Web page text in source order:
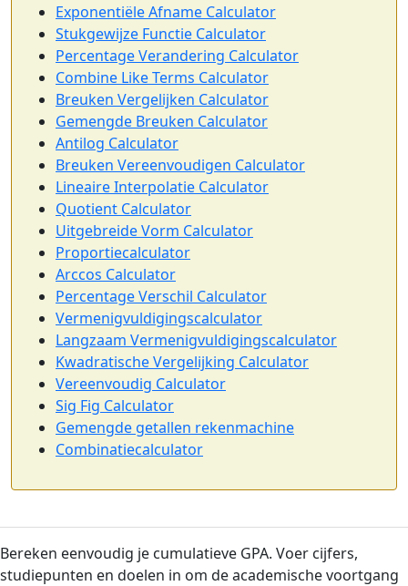
Exponentiële Afname Calculator
Stukgewijze Functie Calculator
Percentage Verandering Calculator
Combine Like Terms Calculator
Breuken Vergelijken Calculator
Gemengde Breuken Calculator
Antilog Calculator
Breuken Vereenvoudigen Calculator
Lineaire Interpolatie Calculator
Quotient Calculator
Uitgebreide Vorm Calculator
Proportiecalculator
Arccos Calculator
Percentage Verschil Calculator
Vermenigvuldigingscalculator
Langzaam Vermenigvuldigingscalculator
Kwadratische Vergelijking Calculator
Vereenvoudig Calculator
Sig Fig Calculator
Gemengde getallen rekenmachine
Combinatiecalculator
Bereken eenvoudig je cumulatieve GPA. Voer cijfers,
studiepunten en doelen in om de academische voortgang